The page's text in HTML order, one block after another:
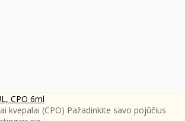
CPO 6ml
kvepalai (CPO) Pažadinkite savo pojūčius